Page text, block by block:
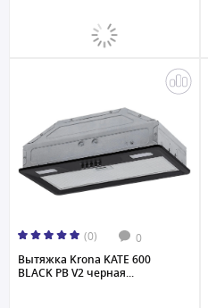
(0) 0
Вытяжка Krona KATE 600
BLACK PB V2 черная...